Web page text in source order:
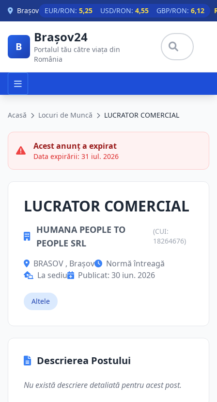
Skip to main content
Brașov EUR/RON: 5,25 USD/RON: 4,55 GBP/RON: 6,12
B
Brașov24
Portalul tău către viața din
România
Acasă Locuri de Muncă LUCRATOR COMERCIAL
Acest anunț a expirat
Data expirării: 31 iul. 2026
LUCRATOR COMERCIAL
HUMANA PEOPLE TO
PEOPLE SRL
(CUI:
18264676)
BRASOV , Brașov
Normă întreagă
La sediu
Publicat: 30 iun. 2026
Altele
Descrierea Postului
Nu există descriere detaliată pentru acest post.